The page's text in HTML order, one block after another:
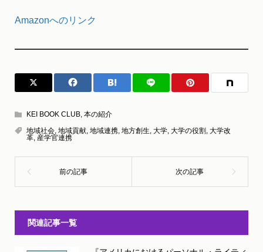
Amazonへのリンク
KEI BOOK CLUB, 本の紹介
地域社会, 地域貢献, 地域連携, 地方創生, 大学, 大学の役割 , 大学改
革, 産学官連携
関連記事一覧